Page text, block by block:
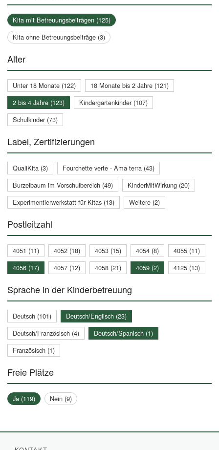
Kita mit Betreuungsbeiträgen (125)
Kita ohne Betreuungsbeiträge (3)
Alter
Unter 18 Monate (122)
18 Monate bis 2 Jahre (121)
2 bis 4 Jahre (123)
Kindergartenkinder (107)
Schulkinder (73)
Label, Zertifizierungen
QualiKita (3)
Fourchette verte - Ama terra (43)
Burzelbaum im Vorschulbereich (49)
KinderMitWirkung (20)
Experimentierwerkstatt für Kitas (13)
Weitere (2)
Postleitzahl
4051 (11) 4052 (18) 4053 (15) 4054 (8)
4055 (11)
4056 (17)
4057 (12) 4058 (21) 4059 (2) 4125 (13)
Sprache in der Kinderbetreuung
Deutsch (101)
Deutsch/Englisch (23)
Deutsch/Französisch (4)
Deutsch/Spanisch (1)
Französisch (1)
Freie Plätze
Ja (119) Nein (9)